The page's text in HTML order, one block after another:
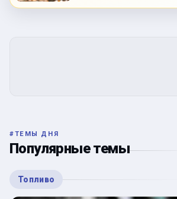
#ТЕМЫ ДНЯ
Популярные темы
Топливо